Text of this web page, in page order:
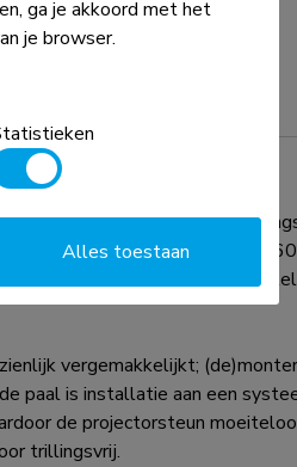
tot wel 35 kg en vele
kantel- (+20°, -20°), roteer-
Ook is de steun in hoogte
vergemakkelijkt;
paal is installatie aan een
de projectorsteun
trillingsvrij.
ga je akkoord met het
je browser.
Alles toestaan